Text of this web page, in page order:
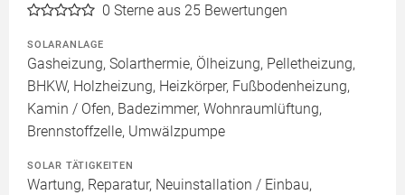
0 Sterne aus 25 Bewertungen
SOLARANLAGE
Gasheizung, Solarthermie, Ölheizung, Pelletheizung,
BHKW, Holzheizung, Heizkörper, Fußbodenheizung,
Kamin / Ofen, Badezimmer, Wohnraumlüftung,
Brennstoffzelle, Umwälzpumpe
SOLAR TÄTIGKEITEN
Wartung, Reparatur, Neuinstallation / Einbau,